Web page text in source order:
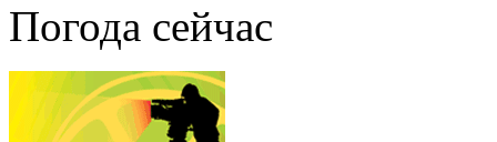
Погода сейчас